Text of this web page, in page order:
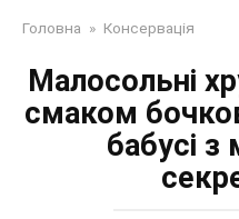
Головна » Консервація
Малосольні
смаком
бабусі